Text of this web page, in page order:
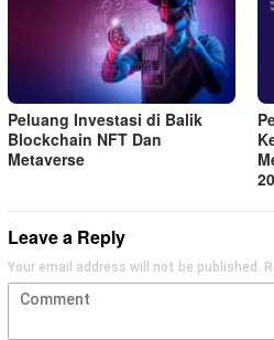
Peluang Investasi di Balik
Blockchain NFT Dan
Metaverse
Leave a Reply
Your email address will not be published.